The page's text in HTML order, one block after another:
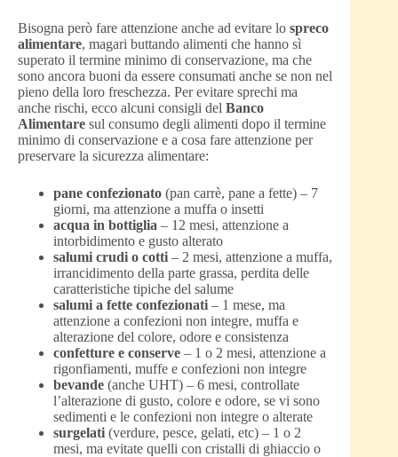
Bisogna però fare attenzione anche ad evitare lo spreco
alimentare, magari buttando alimenti che hanno sì
superato il termine minimo di conservazione, ma che
sono ancora buoni da essere consumati anche se non nel
pieno della loro freschezza. Per evitare sprechi ma
anche rischi, ecco alcuni consigli del Banco
Alimentare sul consumo degli alimenti dopo il termine
minimo di conservazione e a cosa fare attenzione per
preservare la sicurezza alimentare:
pane confezionato (pan carrè, pane a fette) – 7
giorni, ma attenzione a muffa o insetti
acqua in bottiglia – 12 mesi, attenzione a
intorbidimento e gusto alterato
salumi crudi o cotti – 2 mesi, attenzione a muffa,
irrancidimento della parte grassa, perdita delle
caratteristiche tipiche del salume
salumi a fette confezionati – 1 mese, ma
attenzione a confezioni non integre, muffa e
alterazione del colore, odore e consistenza
confetture e conserve – 1 o 2 mesi, attenzione a
rigonfiamenti, muffe e confezioni non integre
bevande (anche UHT) – 6 mesi, controllate
l’alterazione di gusto, colore e odore, se vi sono
sedimenti e le confezioni non integre o alterate
surgelati (verdure, pesce, gelati, etc) – 1 o 2
mesi, ma evitate quelli con cristalli di ghiaccio o